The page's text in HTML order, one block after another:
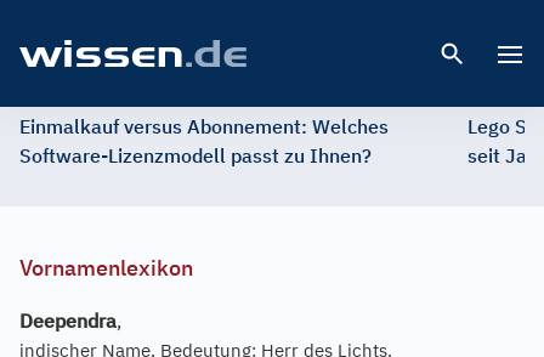
Einmalkauf versus Abonnement: Welches
Software-Lizenzmodell passt zu Ihnen?
Lego
seit
Vornamenlexikon
Deependra,
indischer Name, Bedeutung: Herr des Lichts.